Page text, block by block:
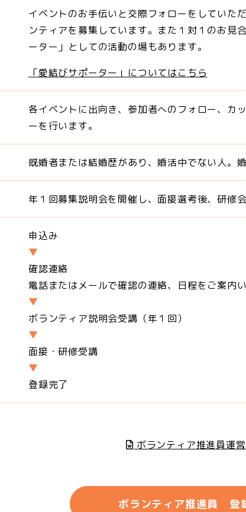
イベントのお手伝いと交際フォローをしていた
ンティアを募集しています。また１対１のお見
ーター」としての活動の場もあります。
「愛結びサポーター」についてはこちら
各イベントに出向き、参加者へのフォロー、カ
ーを行います。
既婚者または結婚歴があり、婚活中でない人。
年１回募集説明会を開催し、面接選考後、研修
申込み
確認連絡
電話またはメールで確認の連絡、日程をご案内い
ボランティア説明会受講（年１回）
面接・研修受講
登録完了
ボランティア推進員運
ボランティア推進員 登